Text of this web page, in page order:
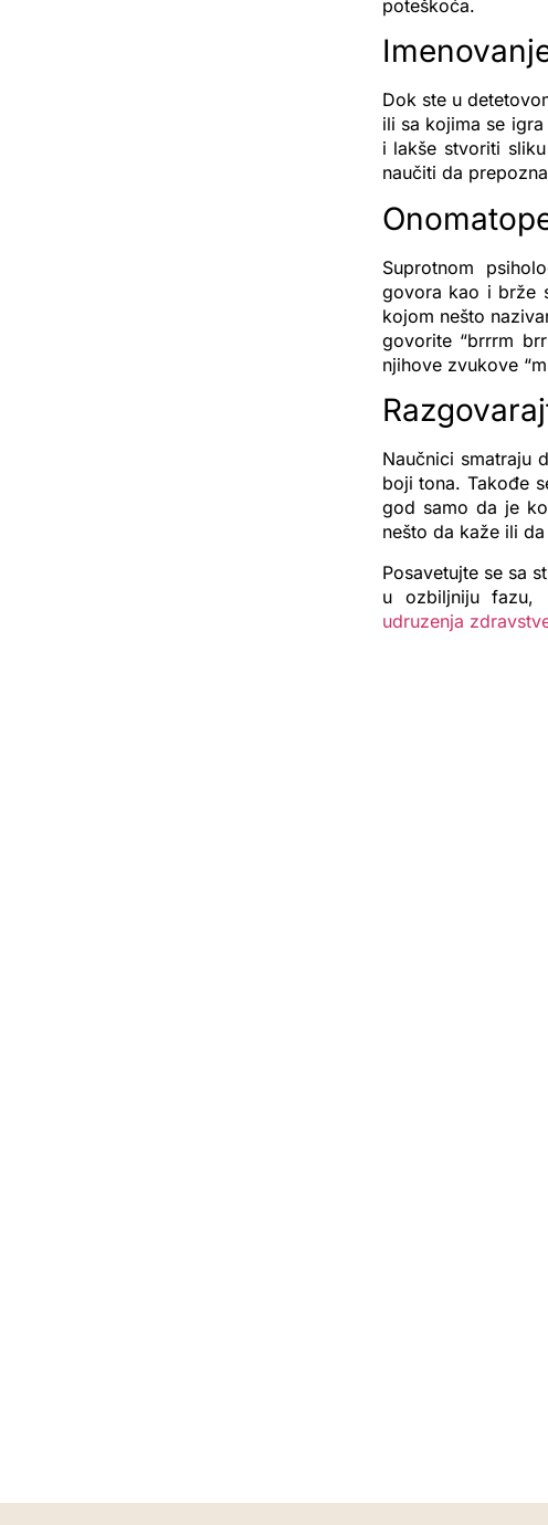
poteškoća.
Dok ste u
ili sa kojima se
i lakše stvoriti
naučiti da
Suprotnom
govora kao i brže
kojom nešto
govorite “brrrm
njihove zvukove
Naučnici smatraju
boji tona. Takođe
god samo da je
nešto da kaže ili
Posavetujte se sa
u ozbiljniju fazu,
udruzenja